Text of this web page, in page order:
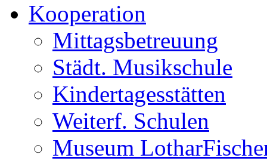
Kooperation
Mittagsbetreuung
Städt. Musikschule
Kindertagesstätten
Weiterf. Schulen
Museum